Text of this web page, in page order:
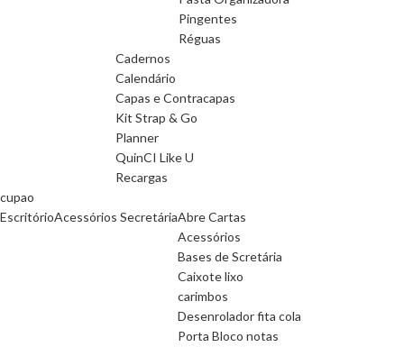
Pingentes
Réguas
Cadernos
Calendário
Capas e Contracapas
Kit Strap & Go
Planner
QuinCI Like U
Recargas
cupao
EscritórioAcessórios SecretáriaAbre Cartas
Acessórios
Bases de Scretária
Caixote lixo
carimbos
Desenrolador fita cola
Porta Bloco notas